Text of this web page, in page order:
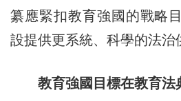
纂應緊扣教育強國的戰略
設提供更系統、科學的法治
教育強國目標在教育法